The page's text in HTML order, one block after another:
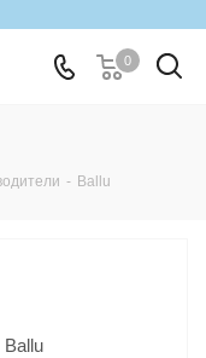
0
- Ballu